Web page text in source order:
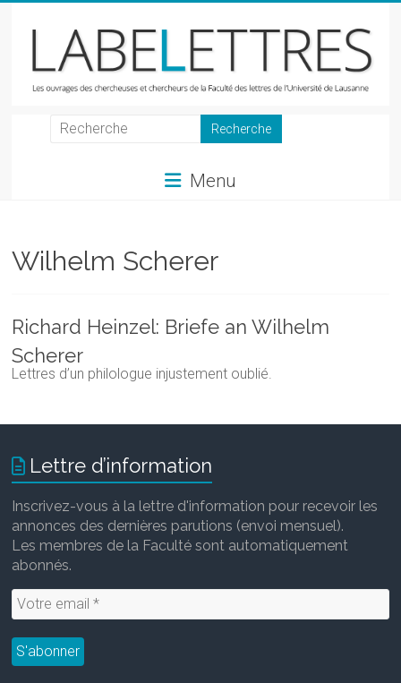
LabeLettres
et
chercheurs
Faculté
des
lettres
Menu
Wilhelm Scherer
Richard Heinzel: Briefe an Wilhelm
Scherer
Lettres d’un philologue injustement oublié.
Lettre d’information
Inscrivez-vous à la lettre d'information pour recevoir les
annonces des dernières parutions (envoi mensuel).
Les membres de la Faculté sont automatiquement
abonnés.